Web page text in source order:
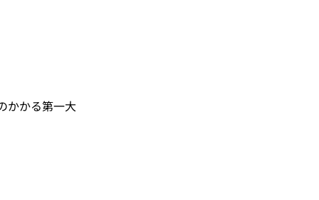
かかる第一大